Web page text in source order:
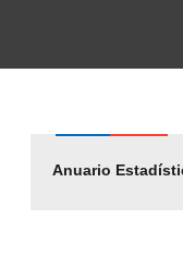
Anuario